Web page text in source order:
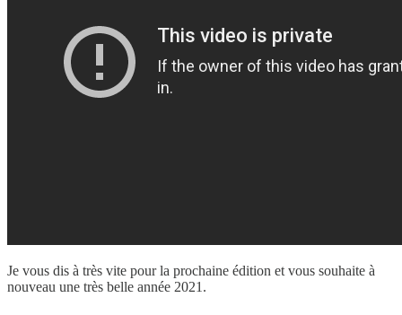
Je vous dis à très vite pour la prochaine édition et vous souhaite à
nouveau une très belle année 2021.